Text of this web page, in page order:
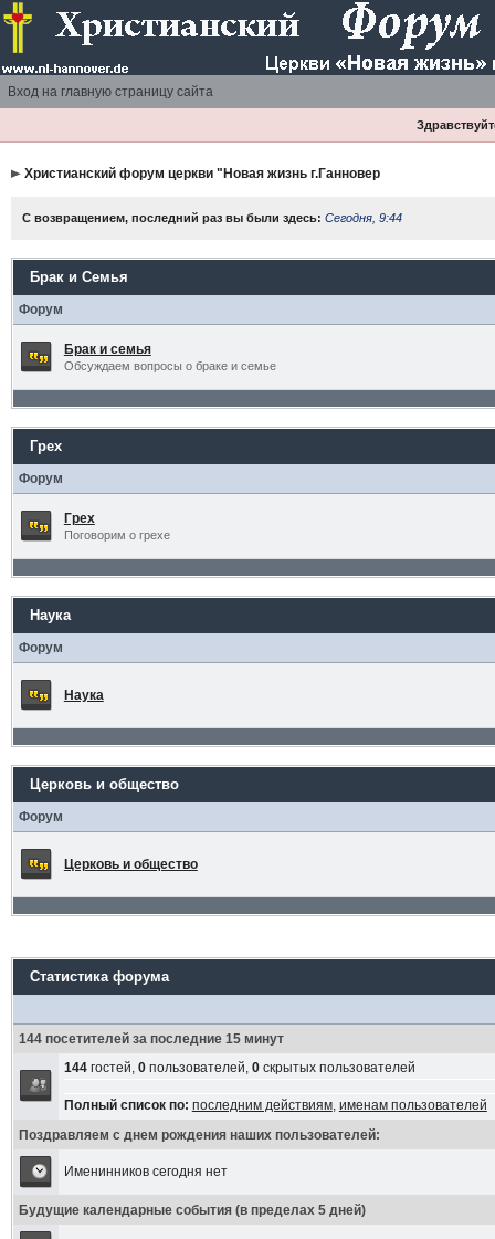
Вход на главную страницу сайта
Христианский форум церкви "Новая жизнь г.Ганновер
С возвращением, последний раз вы были здесь: Сегодня, 9:44
Брак и Семья
Форум
Брак и семья
Обсуждаем вопросы о браке и семье
Грех
Форум
Грех
Поговорим о грехе
Наука
Форум
Наука
Церковь и общество
Форум
Церковь и общество
Статистика форума
144 посетителей за последние 15 минут
144гостей, 0пользователей, 0скрытых пользователей
Полный список по: последним действиям, именам пользователей
Поздравляем с днем рождения наших пользователей:
Именинников сегодня нет
Будущие календарные события (в пределах 5 дней)